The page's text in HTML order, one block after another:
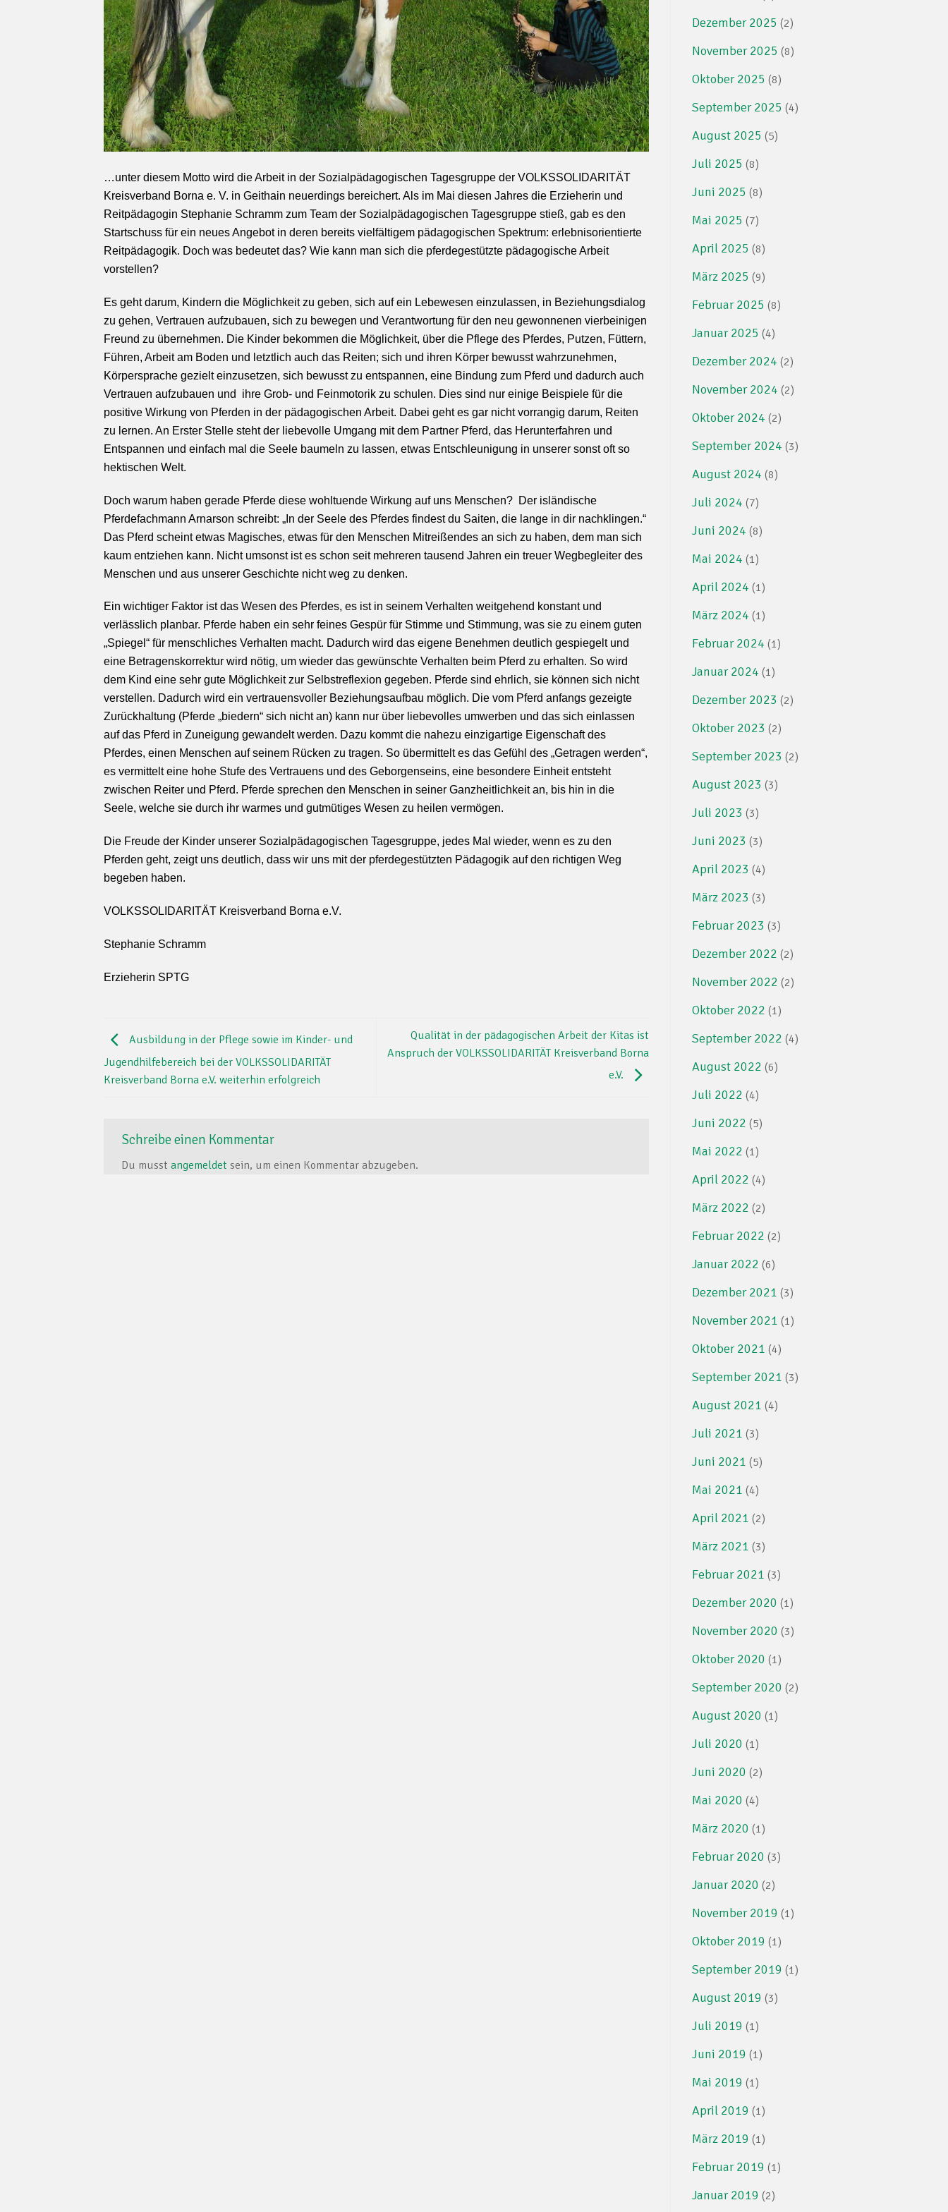
…unter diesem Motto wird die Arbeit in der Sozialpädagogischen Tagesgruppe der VOLKSSOLIDARITÄT
Kreisverband Borna e. V. in Geithain neuerdings bereichert. Als im Mai diesen Jahres die Erzieherin und
Reitpädagogin Stephanie Schramm zum Team der Sozialpädagogischen Tagesgruppe stieß, gab es den
Startschuss für ein neues Angebot in deren bereits vielfältigem pädagogischen Spektrum: erlebnisorientierte
Reitpädagogik. Doch was bedeutet das? Wie kann man sich die pferdegestützte pädagogische Arbeit
vorstellen?
Es geht darum, Kindern die Möglichkeit zu geben, sich auf ein Lebewesen einzulassen, in Beziehungsdialog
zu gehen, Vertrauen aufzubauen, sich zu bewegen und Verantwortung für den neu gewonnenen vierbeinigen
Freund zu übernehmen. Die Kinder bekommen die Möglichkeit, über die Pflege des Pferdes, Putzen, Füttern,
Führen, Arbeit am Boden und letztlich auch das Reiten; sich und ihren Körper bewusst wahrzunehmen,
Körpersprache gezielt einzusetzen, sich bewusst zu entspannen, eine Bindung zum Pferd und dadurch auch
Vertrauen aufzubauen und ihre Grob- und Feinmotorik zu schulen. Dies sind nur einige Beispiele für die
positive Wirkung von Pferden in der pädagogischen Arbeit. Dabei geht es gar nicht vorrangig darum, Reiten
zu lernen. An Erster Stelle steht der liebevolle Umgang mit dem Partner Pferd, das Herunterfahren und
Entspannen und einfach mal die Seele baumeln zu lassen, etwas Entschleunigung in unserer sonst oft so
hektischen Welt.
Doch warum haben gerade Pferde diese wohltuende Wirkung auf uns Menschen? Der isländische
Pferdefachmann Arnarson schreibt: „In der Seele des Pferdes findest du Saiten, die lange in dir nachklingen.“
Das Pferd scheint etwas Magisches, etwas für den Menschen Mitreißendes an sich zu haben, dem man sich
kaum entziehen kann. Nicht umsonst ist es schon seit mehreren tausend Jahren ein treuer Wegbegleiter des
Menschen und aus unserer Geschichte nicht weg zu denken.
Ein wichtiger Faktor ist das Wesen des Pferdes, es ist in seinem Verhalten weitgehend konstant und
verlässlich planbar. Pferde haben ein sehr feines Gespür für Stimme und Stimmung, was sie zu einem guten
„Spiegel“ für menschliches Verhalten macht. Dadurch wird das eigene Benehmen deutlich gespiegelt und
eine Betragenskorrektur wird nötig, um wieder das gewünschte Verhalten beim Pferd zu erhalten. So wird
dem Kind eine sehr gute Möglichkeit zur Selbstreflexion gegeben. Pferde sind ehrlich, sie können sich nicht
verstellen. Dadurch wird ein vertrauensvoller Beziehungsaufbau möglich. Die vom Pferd anfangs gezeigte
Zurückhaltung (Pferde „biedern“ sich nicht an) kann nur über liebevolles umwerben und das sich einlassen
auf das Pferd in Zuneigung gewandelt werden. Dazu kommt die nahezu einzigartige Eigenschaft des
Pferdes, einen Menschen auf seinem Rücken zu tragen. So übermittelt es das Gefühl des „Getragen werden“,
es vermittelt eine hohe Stufe des Vertrauens und des Geborgenseins, eine besondere Einheit entsteht
zwischen Reiter und Pferd. Pferde sprechen den Menschen in seiner Ganzheitlichkeit an, bis hin in die
Seele, welche sie durch ihr warmes und gutmütiges Wesen zu heilen vermögen.
Die Freude der Kinder unserer Sozialpädagogischen Tagesgruppe, jedes Mal wieder, wenn es zu den
Pferden geht, zeigt uns deutlich, dass wir uns mit der pferdegestützten Pädagogik auf den richtigen Weg
begeben haben.
VOLKSSOLIDARITÄT Kreisverband Borna e.V.
Stephanie Schramm
Erzieherin SPTG
Ausbildung in der Pflege sowie im Kinder- und
Jugendhilfebereich bei der VOLKSSOLIDARITÄT
Kreisverband Borna e.V. weiterhin erfolgreich
Qualität in der pädagogischen Arbeit der Kitas ist
Anspruch der VOLKSSOLIDARITÄT Kreisverband Borna
e.V.
Schreibe einen Kommentar
Du musst angemeldet sein, um einen Kommentar abzugeben.
Dezember 2025 (2)
November 2025 (8)
Oktober 2025 (8)
September 2025 (4)
August 2025 (5)
Juli 2025 (8)
Juni 2025 (8)
Mai 2025 (7)
April 2025 (8)
März 2025 (9)
Februar 2025 (8)
Januar 2025 (4)
Dezember 2024 (2)
November 2024 (2)
Oktober 2024 (2)
September 2024 (3)
August 2024 (8)
Juli 2024 (7)
Juni 2024 (8)
Mai 2024 (1)
April 2024 (1)
März 2024 (1)
Februar 2024 (1)
Januar 2024 (1)
Dezember 2023 (2)
Oktober 2023 (2)
September 2023 (2)
August 2023 (3)
Juli 2023 (3)
Juni 2023 (3)
April 2023 (4)
März 2023 (3)
Februar 2023 (3)
Dezember 2022 (2)
November 2022 (2)
Oktober 2022 (1)
September 2022 (4)
August 2022 (6)
Juli 2022 (4)
Juni 2022 (5)
Mai 2022 (1)
April 2022 (4)
März 2022 (2)
Februar 2022 (2)
Januar 2022 (6)
Dezember 2021 (3)
November 2021 (1)
Oktober 2021 (4)
September 2021 (3)
August 2021 (4)
Juli 2021 (3)
Juni 2021 (5)
Mai 2021 (4)
April 2021 (2)
März 2021 (3)
Februar 2021 (3)
Dezember 2020 (1)
November 2020 (3)
Oktober 2020 (1)
September 2020 (2)
August 2020 (1)
Juli 2020 (1)
Juni 2020 (2)
Mai 2020 (4)
März 2020 (1)
Februar 2020 (3)
Januar 2020 (2)
November 2019 (1)
Oktober 2019 (1)
September 2019 (1)
August 2019 (3)
Juli 2019 (1)
Juni 2019 (1)
Mai 2019 (1)
April 2019 (1)
März 2019 (1)
Februar 2019 (1)
Januar 2019 (2)